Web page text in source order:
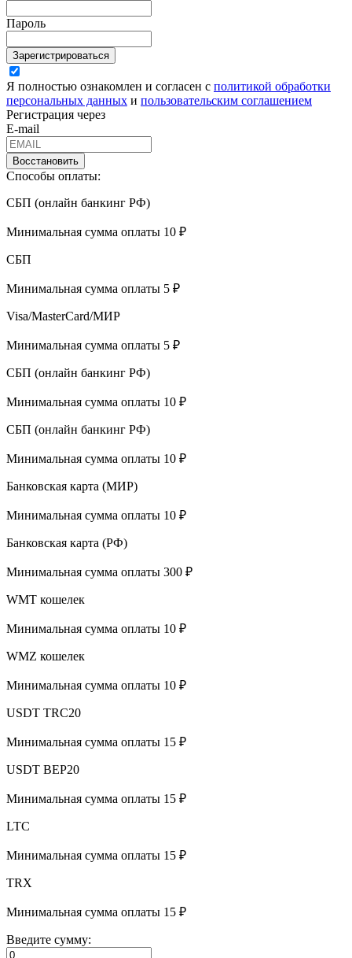
Пароль
Зарегистрироваться
Я полностью ознакомлен и согласен с политикой обработки
персональных данных и пользовательским соглашением
Регистрация через
E-mail
Восстановить
Способы оплаты:
СБП (онлайн банкинг РФ)
Минимальная сумма оплаты 10 ₽
СБП
Минимальная сумма оплаты 5 ₽
Visa/MasterCard/МИР
Минимальная сумма оплаты 5 ₽
СБП (онлайн банкинг РФ)
Минимальная сумма оплаты 10 ₽
СБП (онлайн банкинг РФ)
Минимальная сумма оплаты 10 ₽
Банковская карта (МИР)
Минимальная сумма оплаты 10 ₽
Банковская карта (РФ)
Минимальная сумма оплаты 300 ₽
WMT кошелек
Минимальная сумма оплаты 10 ₽
WMZ кошелек
Минимальная сумма оплаты 10 ₽
USDT TRC20
Минимальная сумма оплаты 15 ₽
USDT BEP20
Минимальная сумма оплаты 15 ₽
LTC
Минимальная сумма оплаты 15 ₽
TRX
Минимальная сумма оплаты 15 ₽
Введите сумму: